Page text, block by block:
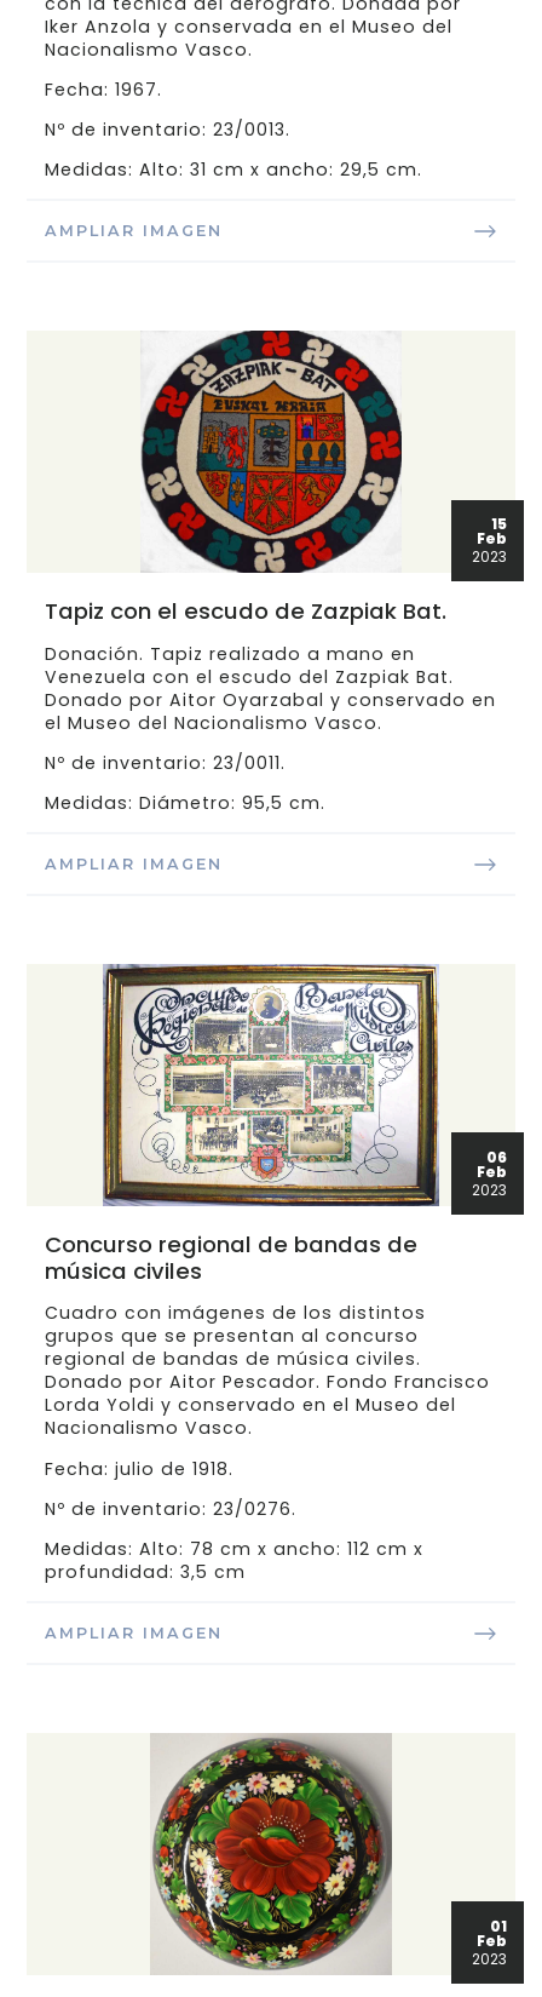
Iker Anzola y conservada en el Museo del
Nacionalismo Vasco.
Fecha: 1967.
Nº de inventario: 23/0013.
Medidas: Alto: 31 cm x ancho: 29,5 cm.
AMPLIAR IMAGEN
15
Feb
2023
Tapiz con el escudo de Zazpiak Bat.
Donación. Tapiz realizado a mano en
Venezuela con el escudo del Zazpiak Bat.
Donado por Aitor Oyarzabal y conservado en
el Museo del Nacionalismo Vasco.
Nº de inventario: 23/0011.
Medidas: Diámetro: 95,5 cm.
AMPLIAR IMAGEN
06
Feb
2023
Concurso regional de bandas de
música civiles
Cuadro con imágenes de los distintos
grupos que se presentan al concurso
regional de bandas de música civiles.
Donado por Aitor Pescador. Fondo Francisco
Lorda Yoldi y conservado en el Museo del
Nacionalismo Vasco.
Fecha: julio de 1918.
Nº de inventario: 23/0276.
Medidas: Alto: 78 cm x ancho: 112 cm x
profundidad: 3,5 cm
AMPLIAR IMAGEN
01
Feb
2023